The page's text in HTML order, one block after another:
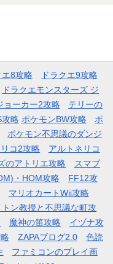
エ8攻略
ドラクエ9攻略
ドラクエモンスターズ ジ
ョーカー2攻略
テリーの
攻略 ポケモンBW攻略
ポ
ポケモン不思議のダンジ
コ2攻略
アルトネリコ
のアトリエ攻略
スマブ
・HOM攻略
FF12攻
マリオカートWii攻略
トン教授と不思議な町攻
魔神の笛攻略
イヅナ攻
ZAPAブログ2.0
色読
ファミコンのプレイ画